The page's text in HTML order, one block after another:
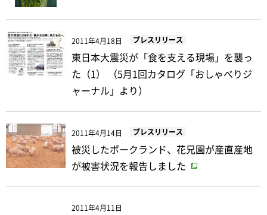
2011年4月18日 プレスリリース
東日本大震災が「食を支える現場」を襲っ
た（1） （5月1回カタログ「おしゃべりジ
ャーナル」より）
2011年4月14日 プレスリリース
被災したポークランド、花兄園が産直産地
が被害状況を報告しました
2011年4月11日